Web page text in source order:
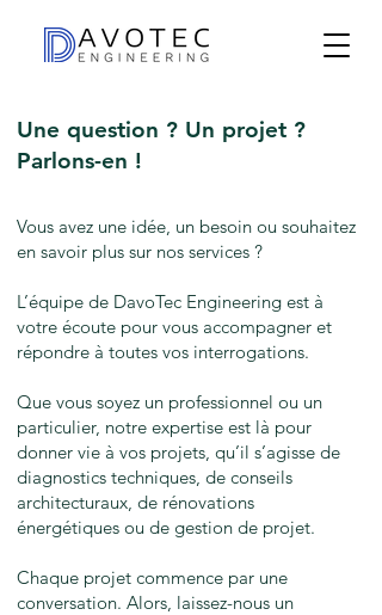
Une question ? Un projet ?
Parlons-en !
Vous avez une idée, un besoin ou souhaitez
en savoir plus sur nos services ?
L’équipe de DavoTec Engineering est à
votre écoute pour vous accompagner et
répondre à toutes vos interrogations.
Que vous soyez un professionnel ou un
particulier, notre expertise est là pour
donner vie à vos projets, qu’il s’agisse de
diagnostics techniques, de conseils
architecturaux, de rénovations
énergétiques ou de gestion de projet.
Chaque projet commence par une
conversation. Alors, laissez-nous un